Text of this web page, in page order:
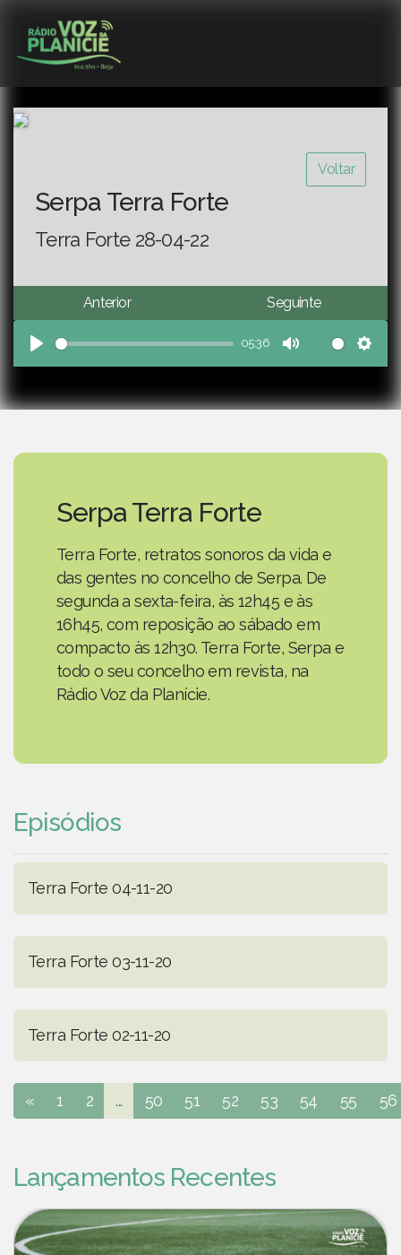
Voltar
Serpa Terra Forte
Terra Forte 28-04-22
Anterior Seguinte
Play
05:36
Mute
Serpa Terra Forte
Terra Forte, retratos sonoros da vida e
das gentes no concelho de Serpa. De
segunda a sexta-feira, às 12h45 e às
16h45, com reposição ao sábado em
compacto às 12h30. Terra Forte, Serpa e
todo o seu concelho em revista, na
Rádio Voz da Planície.
Episódios
Terra Forte 04-11-20
Terra Forte 03-11-20
Terra Forte 02-11-20
« 1 2 ... 50 51 52 53 54 55 56
Lançamentos Recentes